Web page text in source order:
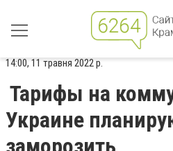
14:00, 11 травня 2022 р.
Тарифы на
Украине